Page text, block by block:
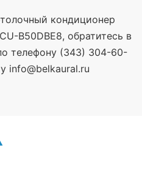
кондиционер
B50DBE8, обратитесь в
телефону (343) 304-60-
info@belkaural.ru